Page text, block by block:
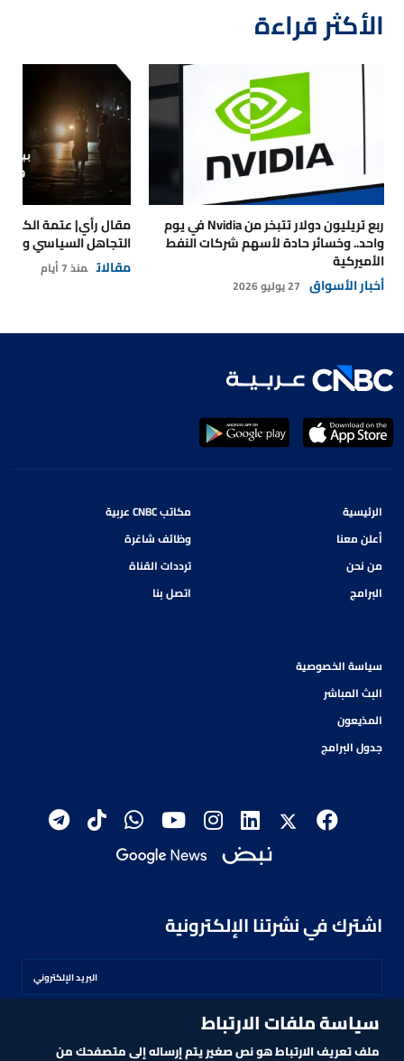
الأكثر قراءة
ربع تريليون دولار تتبخر من Nvidia في يوم
واحد.. وخسائر حادة لأسهم شركات النفط
الأميركية
أخبار الأسواق 27 يوليو 2026
مقال رأي| عتمة
التجاهل السياسي
مقالات منذ 7 أيام
الرئيسية
أعلن معنا
من نحن
البرامج
مكاتب CNBC عربية
وظائف شاغرة
ترددات القناة
اتصل بنا
سياسة الخصوصية
البث المباشر
المذيعون
جدول البرامج
اشترك في نشرتنا الإلكترونية
اشترك
سياسة ملفات الارتباط
ملف تعريف الارتباط هو نص صغير يتم إرساله إلى متصفحك من